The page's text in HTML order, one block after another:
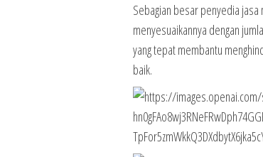
Sebagian besar penyedia
menyesuaikannya dengan
yang tepat membantu
baik.